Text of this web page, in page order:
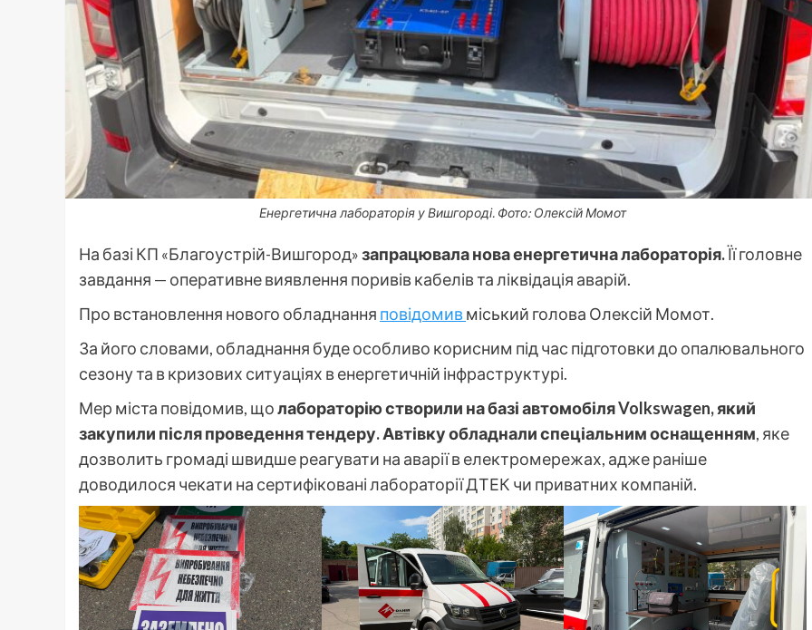
Енергетична лабораторія у Вишгороді. Фото: Олексій Момот
На базі КП «Благоустрій-Вишгород»запрацювала нова енергетична лабораторія.Її головне
завдання — оперативне виявлення поривів кабелів та ліквідація аварій.
Про встановлення нового обладнання повідомивміський голова Олексій Момот.
За його словами, обладнання буде особливо корисним під час підготовки до опалювального
сезону та в кризових ситуаціях в енергетичній інфраструктурі.
Мер міста повідомив, щолабораторію створили на базі автомобіля Volkswagen, який
закупили після проведення тендеру. Автівку обладнали спеціальним оснащенням, яке
дозволить громаді швидше реагувати на аварії в електромережах, адже раніше
доводилося чекати на сертифіковані лабораторії ДТЕК чи приватних компаній.